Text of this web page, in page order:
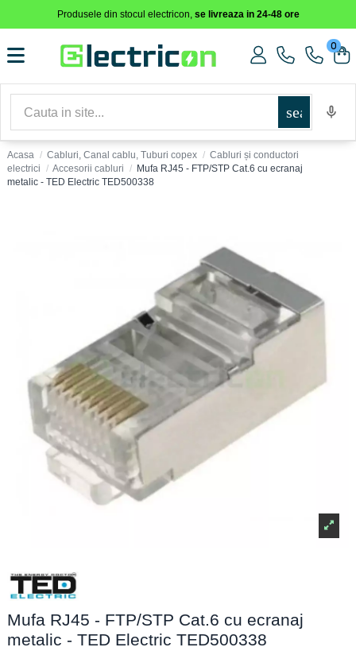
Produsele din stocul electricon, se livreaza in 24-48 ore
0
search
Acasa Cabluri, Canal cablu, Tuburi copex
Cabluri și conductori
electrici
Accesorii cabluri
Mufa RJ45 - FTP/STP Cat.6 cu ecranaj
metalic - TED Electric TED500338
Mufa RJ45 - FTP/STP Cat.6 cu ecranaj
metalic - TED Electric TED500338